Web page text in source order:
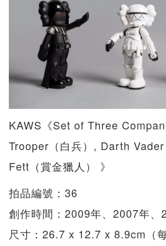
KAWS《Set of Three
Trooper（白兵）, Darth
Fett（賞金獵人） 》
拍品編號：36
創作時間：2009年、2007年、
尺寸：26.7 x 12.7 x 8.9cm（每